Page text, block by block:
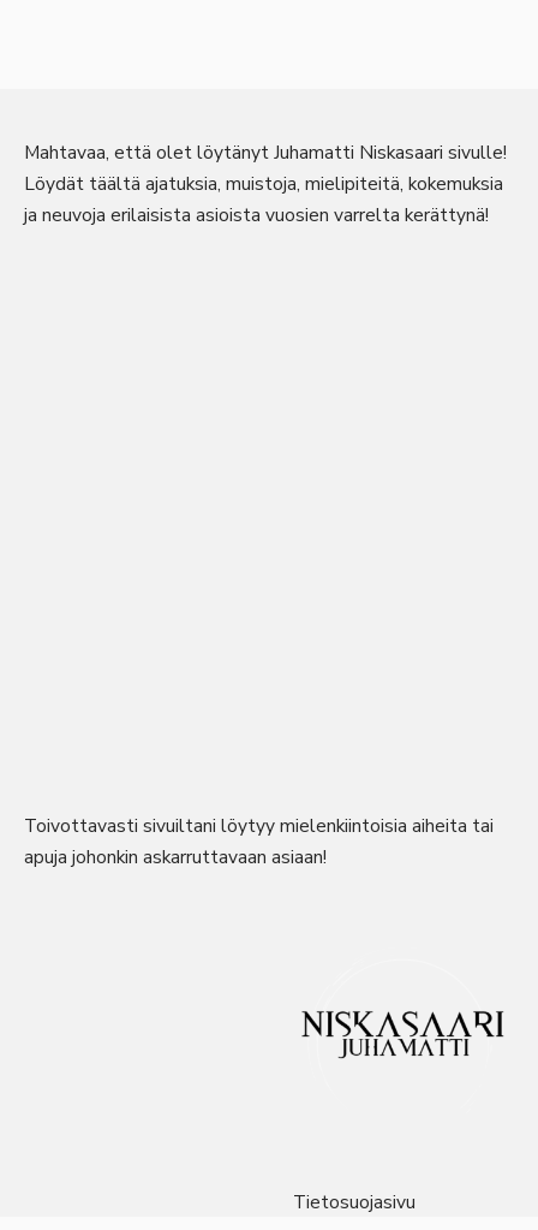
Mahtavaa, että olet löytänyt Juhamatti Niskasaari sivulle!
Löydät täältä ajatuksia, muistoja, mielipiteitä, kokemuksia
ja neuvoja erilaisista asioista vuosien varrelta kerättynä!
Toivottavasti sivuiltani löytyy mielenkiintoisia aiheita tai
apuja johonkin askarruttavaan asiaan!
Tietosuojasivu